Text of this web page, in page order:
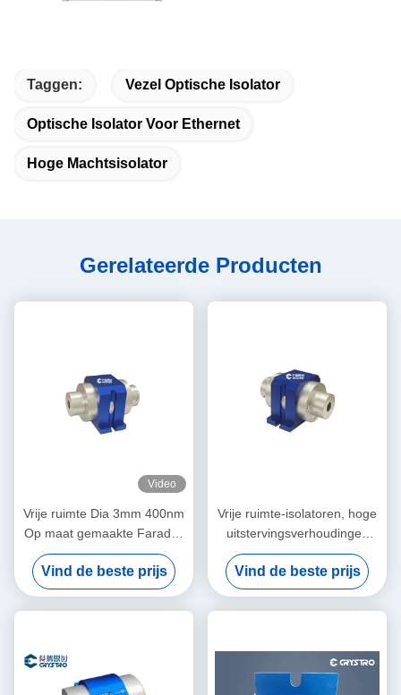
Taggen: Vezel Optische Isolator
Optische Isolator Voor Ethernet
Hoge Machtsisolator
Gerelateerde Producten
Video
Vrije ruimte Dia 3mm 400nm
Op maat gemaakte Faraday
Isolator
Vind de beste prijs
Vrije ruimte-isolatoren, hoge
uitstervingsverhoudingen
TGG Crystal optische
isolator, laag invoegverlies
Hoge stabiliteit
Enkel-/meertraps-isolator
Vind de beste prijs